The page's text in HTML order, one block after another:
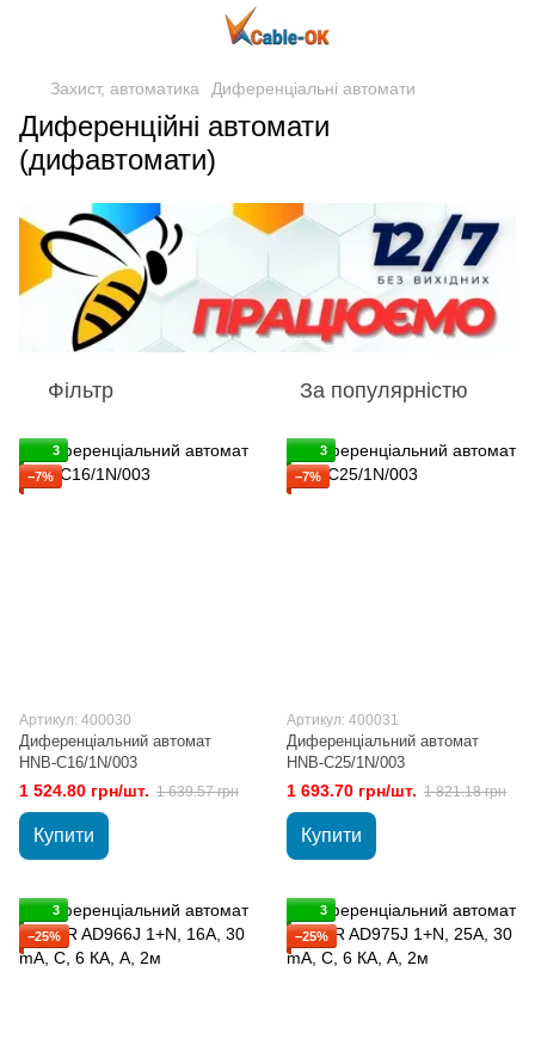
Захист, автоматика Диференціальні автомати
Диференційні автомати
(дифавтомати)
Фільтр За популярністю
3
−7%
Артикул: 400030
Диференціальний автомат
HNB-C16/1N/003
1 524.80 грн/шт. 1 639.57 грн
Купити
3
−7%
Артикул: 400031
Диференціальний автомат
HNB-C25/1N/003
1 693.70 грн/шт. 1 821.18 грн
Купити
3
−25%
3
−25%